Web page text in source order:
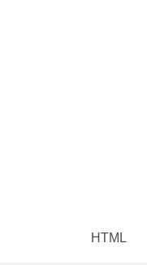
HTML